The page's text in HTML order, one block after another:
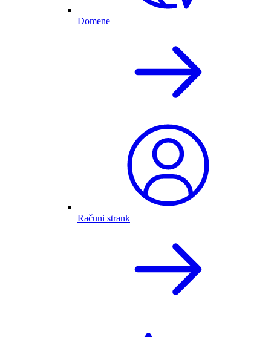
Domene
Računi strank